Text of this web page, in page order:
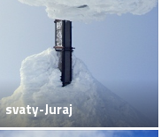
svaty-Juraj